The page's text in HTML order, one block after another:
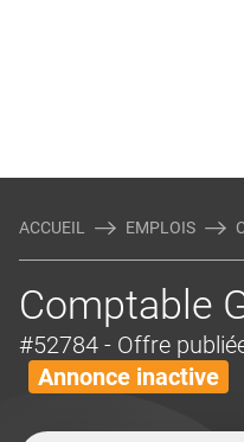
ACCUEIL EMPLOIS
Comptable
#52784 - Offre
Annonce inactive